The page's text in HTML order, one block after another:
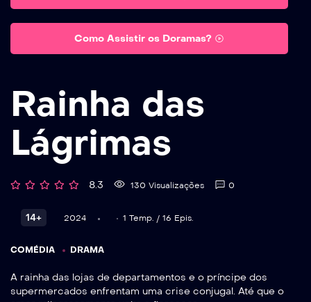
Como Assistir os Doramas?
Rainha das
Lágrimas
8.3 130 Visualizações 0
14+ 2024 1 Temp. / 16 Epis.
COMÉDIA DRAMA
A rainha das lojas de departamentos e o príncipe dos
supermercados enfrentam uma crise conjugal. Até que o